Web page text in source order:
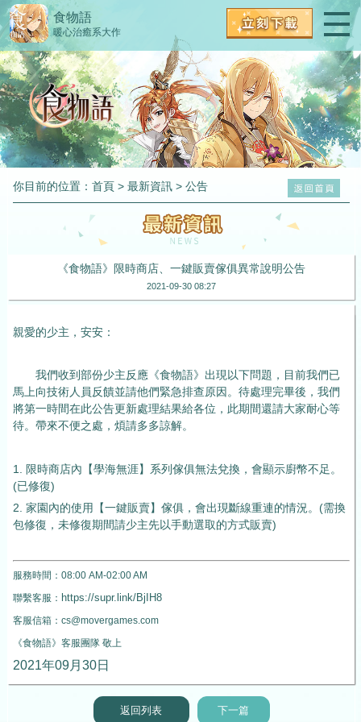
食物語
暖心治癒系大作
你目前的位置：首頁 >最新資訊 >公告
《食物語》限時商店、一鍵販賣傢俱異常說明公告
2021-09-30 08:27
親愛的少主，安安：
我們收到部份少主反應《食物語》出現以下問題，目前我們已
馬上向技術人員反饋並請他們緊急排查原因。待處理完畢後，我們
將第一時間在此公告更新處理結果給各位，此期間還請大家耐心等
待。帶來不便之處，煩請多多諒解。
1. 限時商店內【學海無涯】系列傢俱無法兌換，會顯示廚幣不足。
(已修復)
2.家園內的使用【一鍵販賣】傢俱，會出現斷線重連的情況。(需換
包修復，未修復期間請少主先以手動選取的方式販賣)
服務時間：08:00 AM-02:00 AM
聯繫客服： https://supr.link/BjIH8
客服信箱：cs@movergames.com
《食物語》客服團隊 敬上
2021年09月30日
返回列表 下一篇